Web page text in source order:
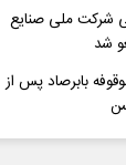
شرکت ملی صنایع
شد
بابرصاد پس از